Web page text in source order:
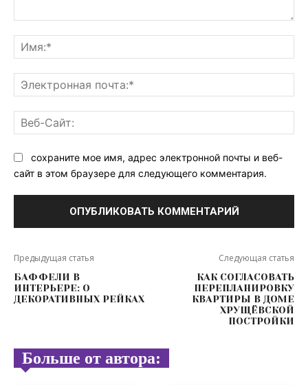
сохраните мое имя, адрес электронной почты и веб-
сайт в этом браузере для следующего комментария.
Предыдущая статья
БАФФЕЛИ В
ИНТЕРЬЕРЕ: О
ДЕКОРАТИВНЫХ РЕЙКАХ
Следующая статья
КАК СОГЛАСОВАТЬ
ПЕРЕПЛАНИРОВКУ
КВАРТИРЫ В ДОМЕ
ХРУЩЁВСКОЙ
ПОСТРОЙКИ
Больше от автора: